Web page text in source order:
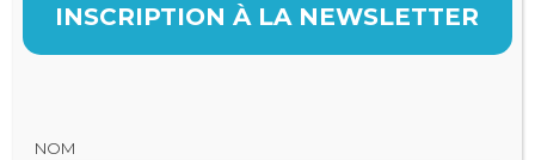

INSCRIPTION À LA NEWSLETTER
NOM